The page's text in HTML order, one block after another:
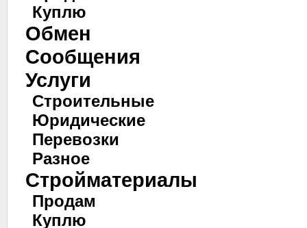
Куплю
Обмен
Сообщения
Услуги
Строительные
Юридические
Перевозки
Разное
Стройматериалы
Продам
Куплю